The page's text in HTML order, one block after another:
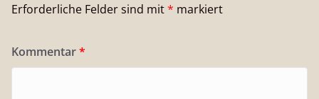
Erforderliche Felder sind mit* markiert
Kommentar*